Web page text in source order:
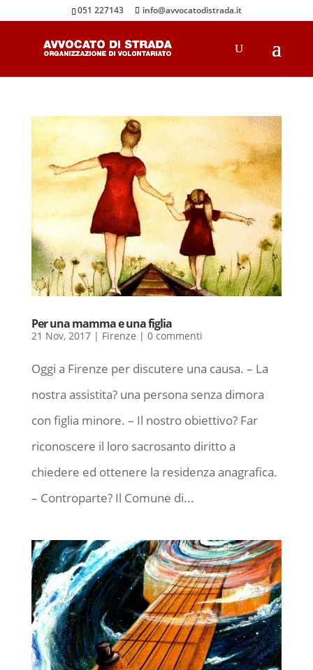
051 227143 info@avvocatodistrada.it
Per una mamma e una figlia
21 Nov, 2017| Firenze | 0 commenti
Oggi a Firenze per discutere una causa. – La
nostra assistita? una persona senza dimora
con figlia minore. – Il nostro obiettivo? Far
riconoscere il loro sacrosanto diritto a
chiedere ed ottenere la residenza anagrafica.
– Controparte? Il Comune di...